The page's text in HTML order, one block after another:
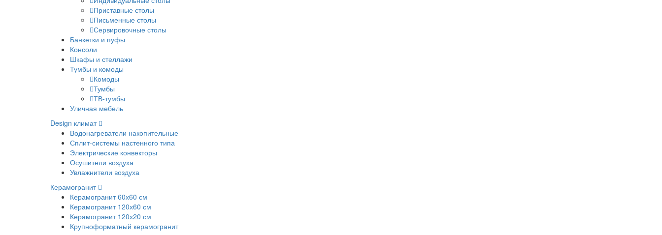
Приставные столы
Письменные столы
Сервировочные столы
Банкетки и пуфы
Консоли
Шкафы и стеллажи
Тумбы и комоды
Комоды
Тумбы
ТВ-тумбы
Уличная мебель
Design климат
Водонагреватели накопительные
Сплит-системы настенного типа
Электрические конвекторы
Осушители воздуха
Увлажнители воздуха
Керамогранит
Керамогранит 60х60 см
Керамогранит 120х60 см
Керамогранит 120х20 см
Крупноформатный керамогранит